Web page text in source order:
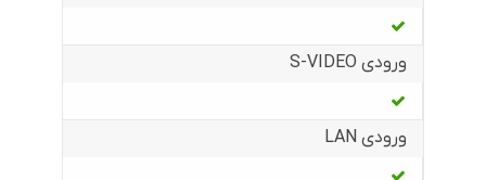
ورودی S-VIDEO
ورودی LAN